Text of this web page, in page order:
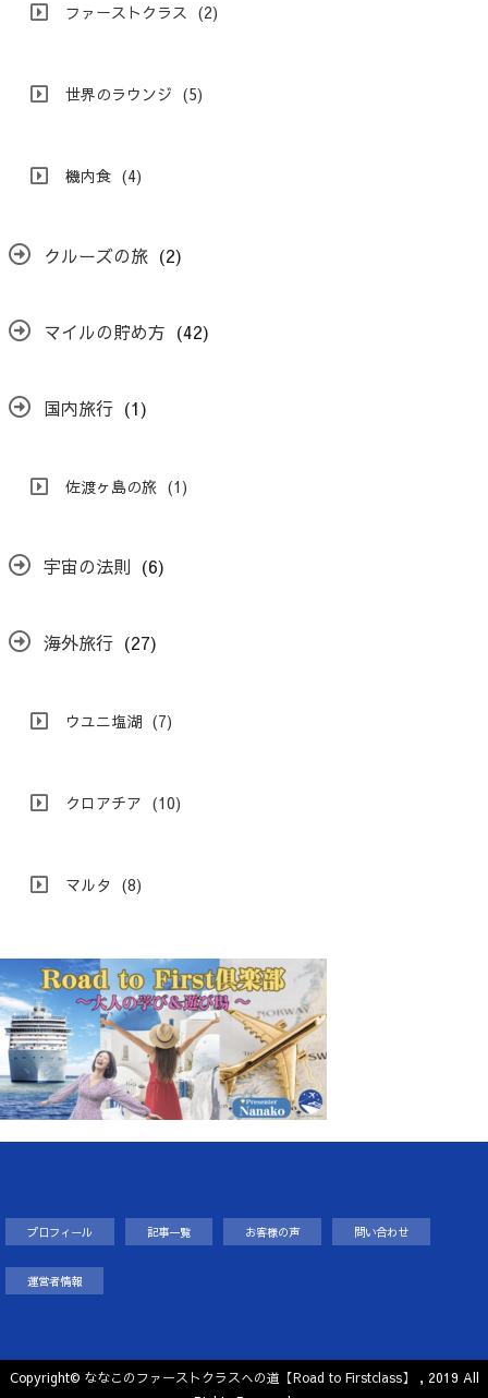
ファーストクラス (2)
世界のラウンジ (5)
機内食 (4)
クルーズの旅 (2)
マイルの貯め方 (42)
国内旅行 (1)
佐渡ヶ島の旅 (1)
宇宙の法則 (6)
海外旅行 (27)
ウユニ塩湖 (7)
クロアチア (10)
マルタ (8)
プロフィール 記事一覧 お客様の声 問い合わせ
運営者情報
Copyright© ななこのファーストクラスへの道【Road to Firstclass】
, 2019 All